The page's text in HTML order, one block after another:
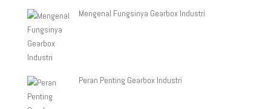
Mengenal Fungsinya Gearbox Industri
Peran Penting Gearbox Industri